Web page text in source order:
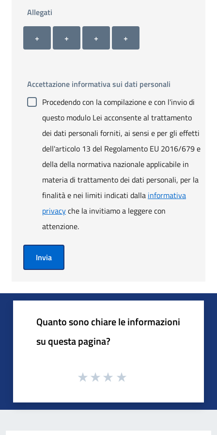
Allegati
Allegato 1
+
Allegato 2
+
Allegato 3
+
Allegato 4
+
Accettazione informativa sui dati personali
Procedendo con la compilazione e con l'invio di
questo modulo Lei acconsente al trattamento
dei dati personali forniti, ai sensi e per gli effetti
dell'articolo 13 del Regolamento EU 2016/679 e
della della normativa nazionale applicabile in
materia di trattamento dei dati personali, per la
finalità e nei limiti indicati dalla informativa
privacyche la invitiamo a leggere con
attenzione.
Invia
Quanto sono chiare le informazioni
su questa pagina?